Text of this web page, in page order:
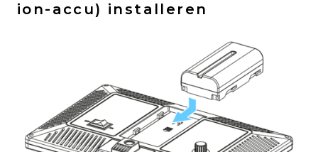
ion-accu) installeren